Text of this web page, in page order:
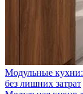
Модульные
без лишних затрат